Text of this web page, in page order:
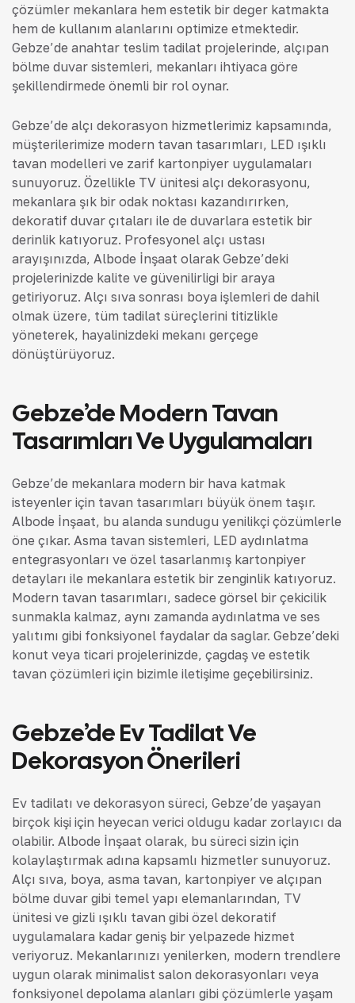
çözümler mekanlara hem estetik bir değer katmakta
hem de kullanım alanlarını optimize etmektedir.
Gebze’de anahtar teslim tadilat projelerinde, alçıpan
bölme duvar sistemleri, mekanları ihtiyaca göre
şekillendirmede önemli bir rol oynar.
Gebze’de alçı dekorasyon hizmetlerimiz kapsamında,
müşterilerimize modern tavan tasarımları, LED ışıklı
tavan modelleri ve zarif kartonpiyer uygulamaları
sunuyoruz. Özellikle TV ünitesi alçı dekorasyonu,
mekanlara şık bir odak noktası kazandırırken,
dekoratif duvar çıtaları ile de duvarlara estetik bir
derinlik katıyoruz. Profesyonel alçı ustası
arayışınızda, Albode İnşaat olarak Gebze’deki
projelerinizde kalite ve güvenilirliği bir araya
getiriyoruz. Alçı sıva sonrası boya işlemleri de dahil
olmak üzere, tüm tadilat süreçlerini titizlikle
yöneterek, hayalinizdeki mekanı gerçeğe
dönüştürüyoruz.
Gebze’de Modern Tavan
Tasarımları Ve Uygulamaları
Gebze’de mekanlara modern bir hava katmak
isteyenler için tavan tasarımları büyük önem taşır.
Albode İnşaat, bu alanda sunduğu yenilikçi çözümlerle
öne çıkar. Asma tavan sistemleri, LED aydınlatma
entegrasyonları ve özel tasarlanmış kartonpiyer
detayları ile mekanlara estetik bir zenginlik katıyoruz.
Modern tavan tasarımları, sadece görsel bir çekicilik
sunmakla kalmaz, aynı zamanda aydınlatma ve ses
yalıtımı gibi fonksiyonel faydalar da sağlar. Gebze’deki
konut veya ticari projelerinizde, çağdaş ve estetik
tavan çözümleri için bizimle iletişime geçebilirsiniz.
Gebze’de Ev Tadilat Ve
Dekorasyon Önerileri
Ev tadilatı ve dekorasyon süreci, Gebze’de yaşayan
birçok kişi için heyecan verici olduğu kadar zorlayıcı da
olabilir. Albode İnşaat olarak, bu süreci sizin için
kolaylaştırmak adına kapsamlı hizmetler sunuyoruz.
Alçı sıva, boya, asma tavan, kartonpiyer ve alçıpan
bölme duvar gibi temel yapı elemanlarından, TV
ünitesi ve gizli ışıklı tavan gibi özel dekoratif
uygulamalara kadar geniş bir yelpazede hizmet
veriyoruz. Mekanlarınızı yenilerken, modern trendlere
uygun olarak minimalist salon dekorasyonları veya
fonksiyonel depolama alanları gibi çözümlerle yaşam